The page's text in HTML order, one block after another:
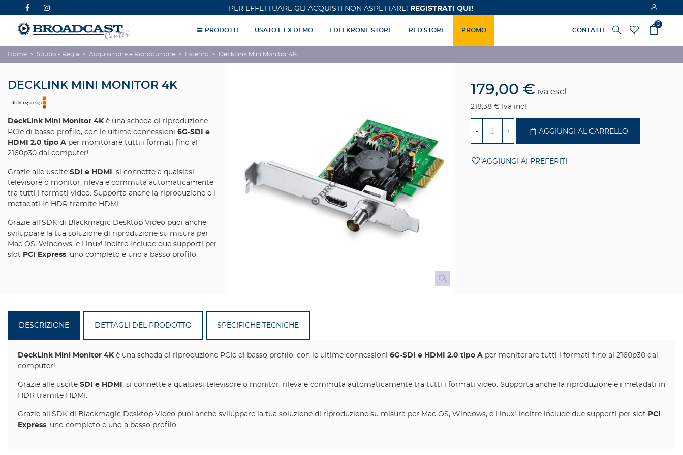
PER EFFETTUARE GLI ACQUISTI NON ASPETTARE! REGISTRATI QUI!
PRODOTTI USATO E EX DEMO EDELKRONE STORE RED STORE PROMO CONTATTI
0
Home > Studio - Regia > Acquisizione e Riproduzione > Esterno > DeckLink Mini Monitor 4K
DECKLINK MINI MONITOR 4K
DeckLink Mini Monitor 4K è una scheda di riproduzione
PCIe di basso profilo, con le ultime connessioni 6G-SDI e
HDMI 2.0 tipo A per monitorare tutti i formati fino al
2160p30 dal computer!
Grazie alle uscite SDI e HDMI , si connette a qualsiasi
televisore o monitor, rileva e commuta automaticamente
tra tutti i formati video. Supporta anche la riproduzione e i
metadati in HDR tramite HDMI.
Grazie all'SDK di Blackmagic Desktop Video puoi anche
sviluppare la tua soluzione di riproduzione su misura per
Mac OS, Windows, e Linux! Inoltre include due supporti per
slot PCI Express, uno completo e uno a basso profilo.
179,00 € iva escl.
218,38 € Iva incl.
- + AGGIUNGI AL CARRELLO
AGGIUNGI AI PREFERITI
DESCRIZIONE DETTAGLI DEL PRODOTTO SPECIFICHE TECNICHE
DeckLink Mini Monitor 4Kè una scheda di riproduzione PCIe di basso profilo, con le ultime connessioni 6G-SDI e HDMI 2.0 tipo A per monitorare tutti i formati fino al 2160p30 dal
computer!
Grazie alle uscite SDI e HDMI , si connette a qualsiasi televisore o monitor, rileva e commuta automaticamente tra tutti i formati video. Supporta anche la riproduzione e i metadati in
HDR tramite HDMI.
Grazie all'SDK di Blackmagic Desktop Video puoi anche sviluppare la tua soluzione di riproduzione su misura per Mac OS, Windows, e Linux! Inoltre include due supporti per slot PCI
Express, uno completo e uno a basso profilo.